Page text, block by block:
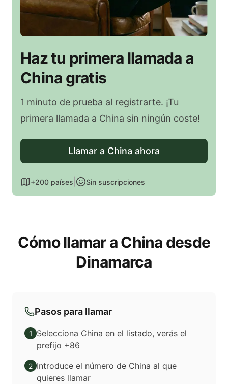
Haz tu primera llamada a
China gratis
1 minuto de prueba al registrarte. ¡Tu
primera llamada a China sin ningún coste!
Llamar a China ahora
+200 países Sin suscripciones
Cómo llamar a China desde
Dinamarca
Pasos para llamar
1
Selecciona China en el listado, verás el
prefijo +86
2 Introduce el número de China al que
quieres llamar